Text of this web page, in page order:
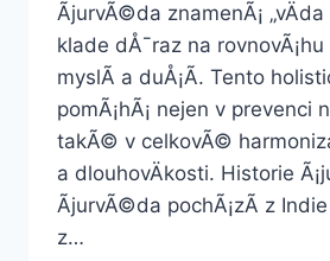
ÃjurvÃ©da znamenÃ¡
klade dÅ¯raz na rovnovÃ¡hu
myslÃ­ a duÅ¡Ã­. Tento
pomÃ¡hÃ¡ nejen v prevenci
takÃ© v celkovÃ©
a dlouhovÄkosti. Historie
ÃjurvÃ©da pochÃ¡zÃ­ z
z…